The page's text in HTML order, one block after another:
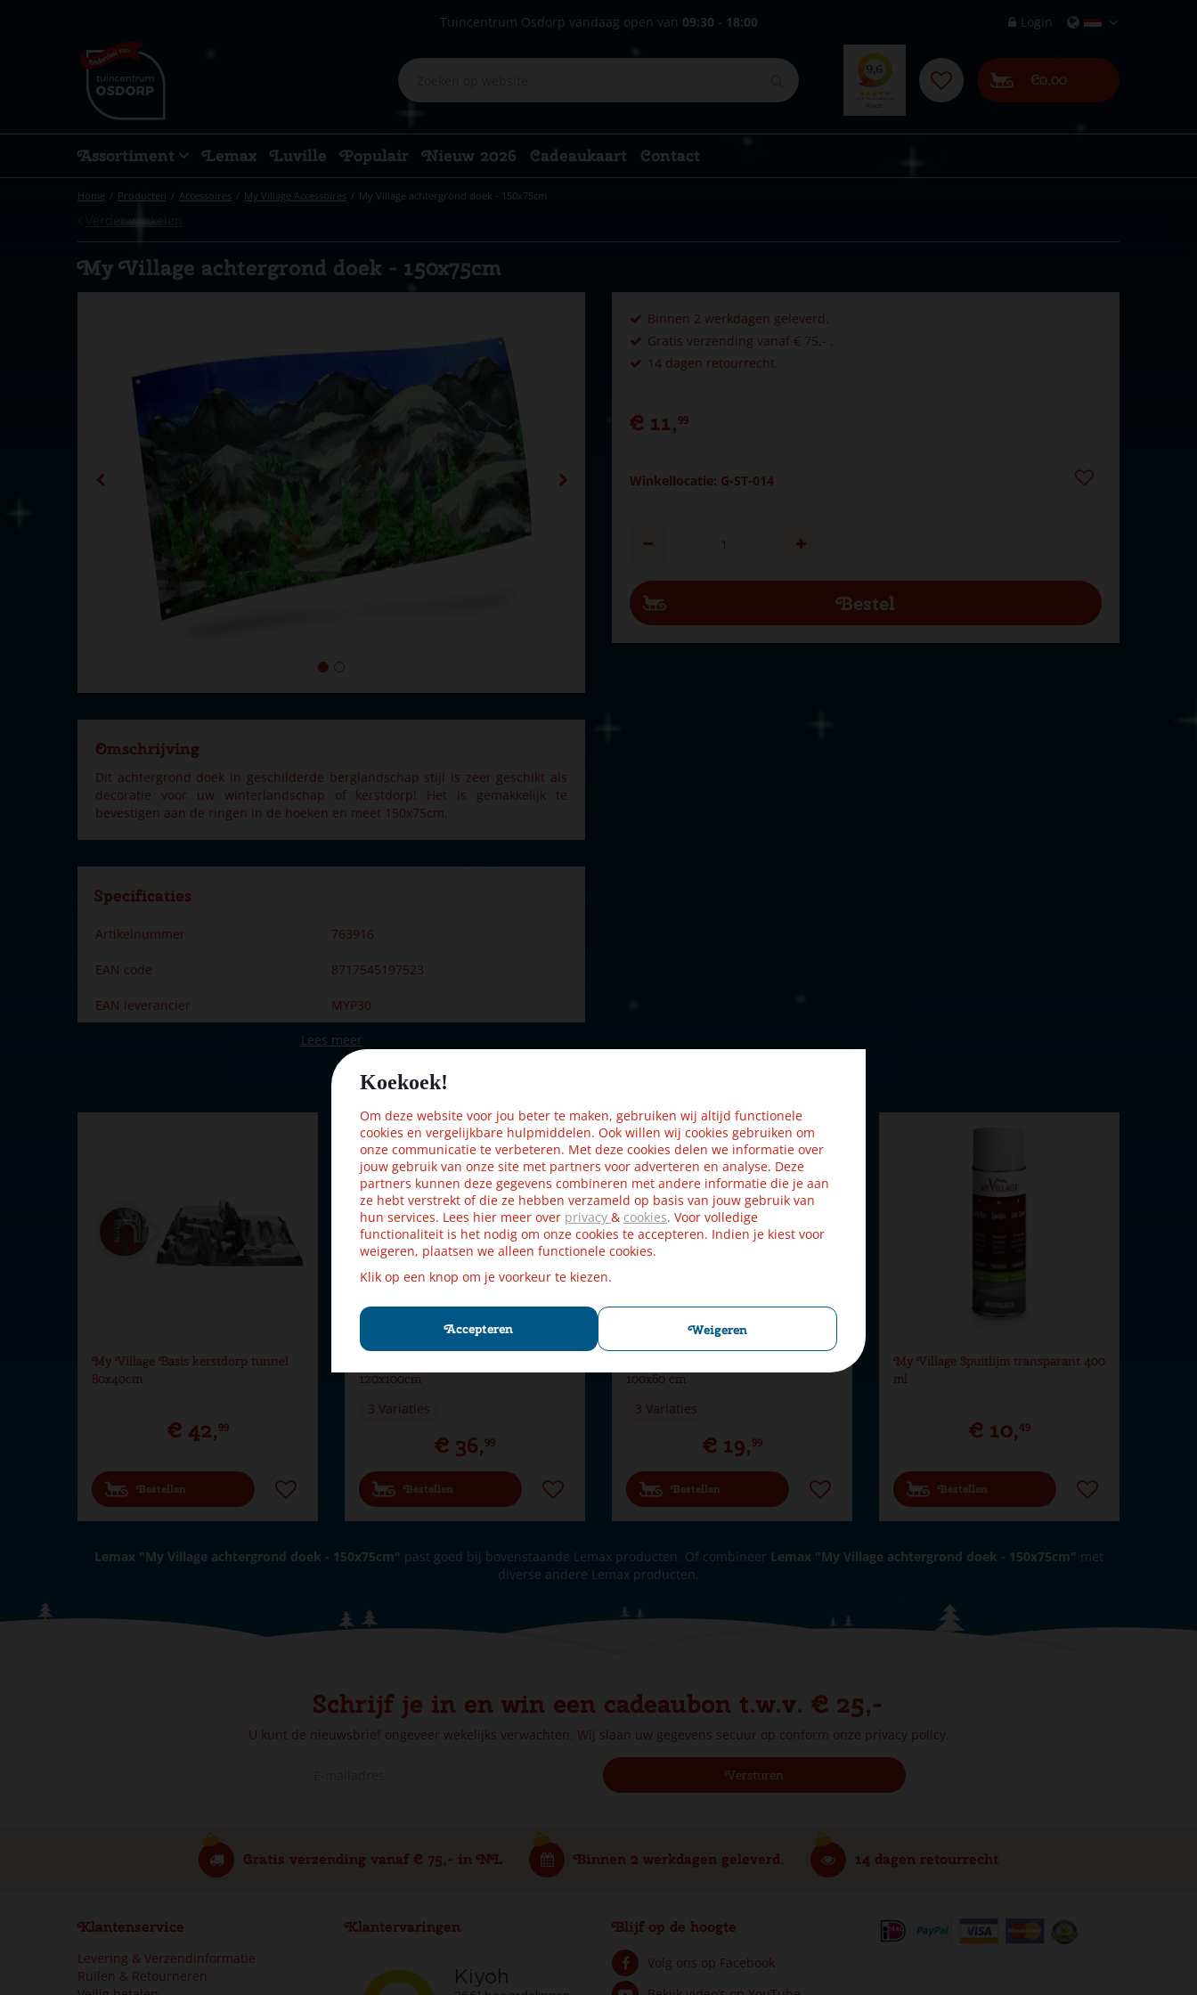
Koekoek!
Om deze website voor jou beter te maken, gebruiken wij altijd functionele
cookies en vergelijkbare hulpmiddelen. Ook willen wij cookies gebruiken om
onze communicatie te verbeteren. Met deze cookies delen we informatie over
jouw gebruik van onze site met partners voor adverteren en analyse. Deze
partners kunnen deze gegevens combineren met andere informatie die je aan
ze hebt verstrekt of die ze hebben verzameld op basis van jouw gebruik van
hun services. Lees hier meer over privacy & cookies. Voor volledige
functionaliteit is het nodig om onze cookies te accepteren. Indien je kiest voor
weigeren, plaatsen we alleen functionele cookies.
Klik op een knop om je voorkeur te kiezen.
Accepteren Weigeren
Home Producten Accessoires My Village Accessoires My Village achtergrond doek - 150x75cm
Tuincentrum Osdorp vandaag open van 09:30 - 18:00 Login
€0,00
Assortiment Lemax Luville Populair Nieuw 2026 Cadeaukaart Contact
Verder winkelen
My Village achtergrond doek - 150x75cm
Binnen 2 werkdagen geleverd.
Gratis verzending vanaf € 75,- .
14 dagen retourrecht.
€ 11,99
Winkellocatie: G-ST-014
Omschrijving
Dit achtergrond doek in geschilderde berglandschap stijl is zeer geschikt als
decoratie voor uw winterlandschap of kerstdorp! Het is gemakkelijk te
bevestigen aan de ringen in de hoeken en meet 150x75cm.
Specificaties
Artikelnummer 763916
EAN code 8717545197523
EAN leverancier MYP30
My Village
Lees meer
My Village Basis kerstdorp tunnel
80x40cm
€ 42,99
Bestellen
120x100cm
€ 36,99
Bestellen
3 Variaties
100x60 cm
€ 19,99
Bestellen
3 Variaties
My Village Spuitlijm transparant 400
ml
€ 10,49
Bestellen
Lemax "My Village achtergrond doek - 150x75cm" past goed bij bovenstaande Lemax producten. Of combineer Lemax "My Village achtergrond doek - 150x75cm" met
diverse andere Lemax producten.
Schrijf je in en win een cadeaubon t.w.v. € 25,-
U kunt de nieuwsbrief ongeveer wekelijks verwachten. Wij slaan uw gegevens secuur op conform onze privacy policy.
Gratis verzending vanaf € 75,- in NL Binnen 2 werkdagen geleverd. 14 dagen retourrecht
Klantenservice
Levering & Verzendinformatie
Ruilen & Retourneren
Klantervaringen Blijf op de hoogte
Volg ons op Facebook